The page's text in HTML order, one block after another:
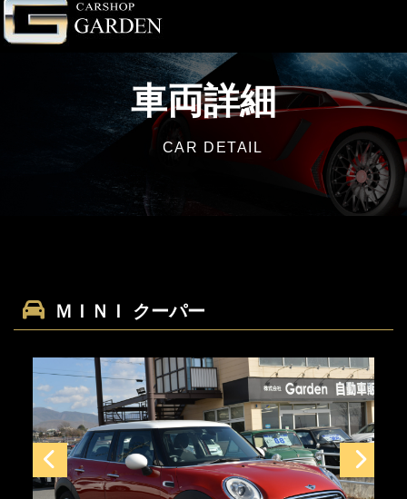
車両詳細
CAR DETAIL
ＭＩＮＩ クーパー